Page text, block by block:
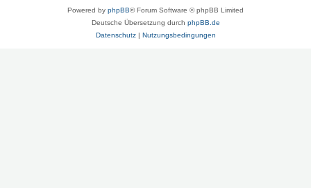
Powered by phpBB® Forum Software © phpBB Limited
Deutsche Übersetzung durch phpBB.de
Datenschutz| Nutzungsbedingungen